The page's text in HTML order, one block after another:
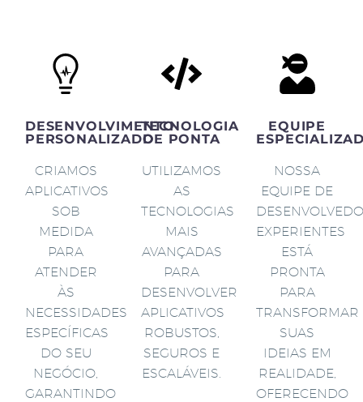
DESENVOLVIMENTO
PERSONALIZADO
CRIAMOS
APLICATIVOS
SOB
MEDIDA
PARA
ATENDER
ÀS
NECESSIDADES
ESPECÍFICAS
DO SEU
NEGÓCIO,
GARANTINDO
TECNOLOGIA
DE PONTA
UTILIZAMOS
AS
TECNOLOGIAS
MAIS
AVANÇADAS
PARA
DESENVOLVER
APLICATIVOS
ROBUSTOS,
SEGUROS E
ESCALÁVEIS.
EQUIPE
NOSSA
EQUIPE DE
EXPERIENTES
ESTÁ
PRONTA
PARA
TRANSFORMAR
SUAS
IDEIAS EM
REALIDADE,
OFERECENDO